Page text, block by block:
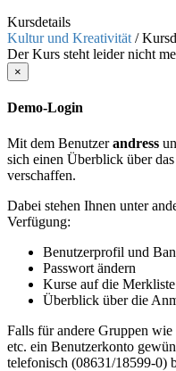
Kursdetails
Kultur und Kreativität /
Der Kurs steht leider nicht
×
Demo-Login
Mit dem Benutzerandress
sich einen Überblick über
verschaffen.
Dabei stehen Ihnen unter
Verfügung:
Benutzerprofil und
Passwort ändern
Kurse auf die Merkliste
Überblick über die
Falls für andere Gruppen
etc. ein Benutzerkonto
telefonisch (08631/18599-0)